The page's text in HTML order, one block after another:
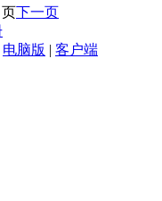
页下一页
电脑版 | 客户端